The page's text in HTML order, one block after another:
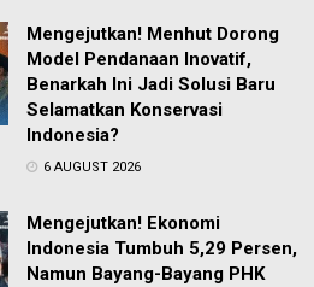
Mengejutkan! Menhut Dorong
Model Pendanaan Inovatif,
Benarkah Ini Jadi Solusi Baru
Selamatkan Konservasi
Indonesia?
6 AUGUST 2026
Mengejutkan! Ekonomi
Indonesia Tumbuh 5,29 Persen,
Namun Bayang-Bayang PHK